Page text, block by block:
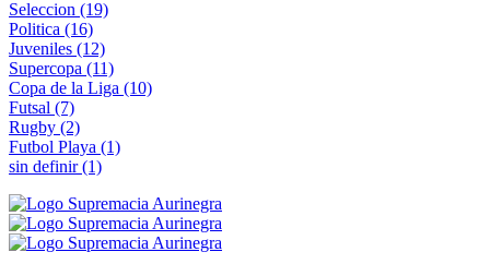
Seleccion (19)
Politica (16)
Juveniles (12)
Supercopa (11)
Copa de la Liga (10)
Futsal (7)
Rugby (2)
Futbol Playa (1)
sin definir(1)